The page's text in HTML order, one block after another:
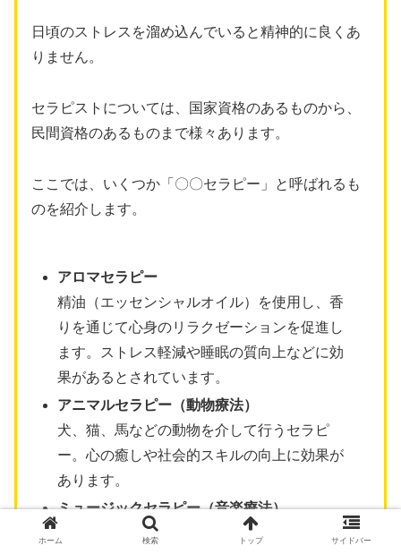
日頃のストレスを溜め込んでいると精神的に良くあ
りません。
セラピストについては、国家資格のあるものから、
民間資格のあるものまで様々あります。
ここでは、いくつか「〇〇セラピー」と呼ばれるも
のを紹介します。
アロマセラピー
精油（エッセンシャルオイル）を使用し、香
りを通じて心身のリラクゼーションを促進し
ます。ストレス軽減や睡眠の質向上などに効
果があるとされています。
アニマルセラピー（動物療法）
犬、猫、馬などの動物を介して行うセラピ
ー。心の癒しや社会的スキルの向上に効果が
あります。
ミュージックセラピー（音楽療法）
音楽を利用して心理的なサポートを行いま
ホーム 検索 トップ サイドバー